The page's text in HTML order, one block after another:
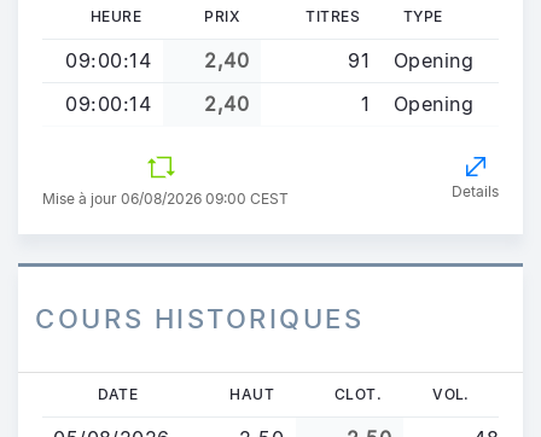
HEURE PRIX TITRES TYPE
09:00:14 2,40 91
Opening
09:00:14
2,40 1 Opening
Mise à jour 06/08/2026 09:00 CEST Details
COURS HISTORIQUES
DATE HAUT CLOT. VOL.